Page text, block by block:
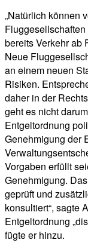
„Natürlich können
bereits Verkehr ab
Neue
an einem neuen
Risiken.
daher in der
geht es nicht
Entgeltordnung
Genehmigung der
Vorgaben erfüllt
Genehmigung.
geprüft und
konsultiert“, sagte
Entgeltordnung
fügte er hinzu.